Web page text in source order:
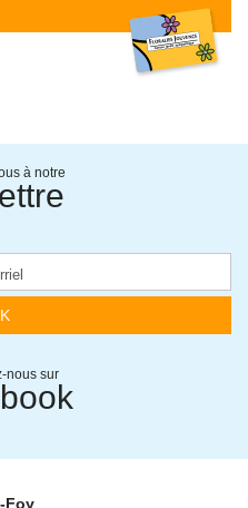
à notre
nous sur
Foy